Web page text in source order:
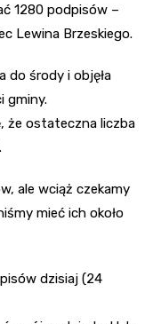
1280 podpisów –
Lewina Brzeskiego.
do środy i objęła
gminy.
że ostateczna liczba
ale wciąż czekamy
mieć ich około
dzisiaj (24